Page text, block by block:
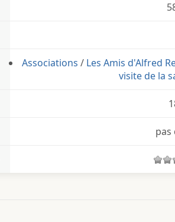
Associations / Les Amis d'Alfred
visite de la
pas